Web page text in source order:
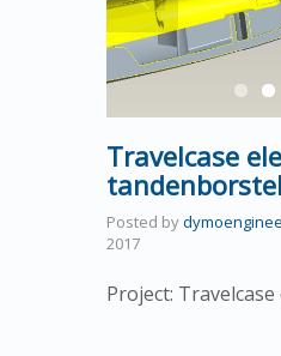
Travelcase
tandenborstel
Posted by
2017
Project: